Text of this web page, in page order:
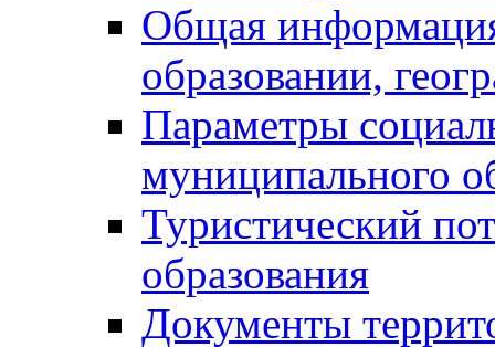
Общая
образовании,
Параметры
муниципального
Туристический
образования
Документы